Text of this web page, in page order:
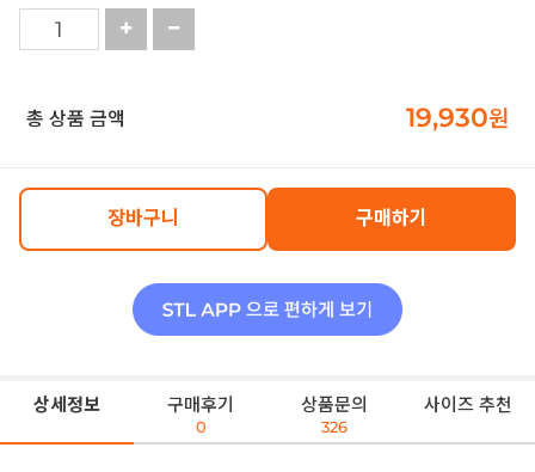
총 상품 금액 19,930원
장바구니 구매하기
상세정보 구매후기
0
상품문의
326
사이즈 추천